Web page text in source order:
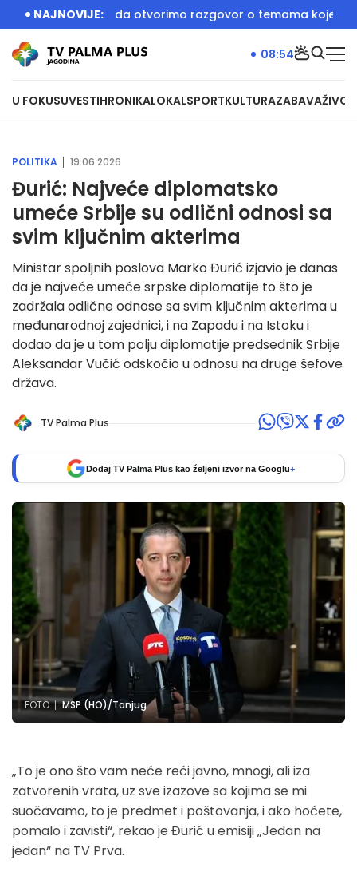
NAJNOVIJE:
je bila prilika da otvorimo razgovor o temama koje će biti
U FOKUSUVESTIHRONIKALOKALSPORTKULTURAZABAVAŽIVOT
08:54
POLITIKA 19.06.2026
Đurić: Najveće diplomatsko
umeće Srbije su odlični odnosi sa
svim ključnim akterima
Ministar spoljnih poslova Marko Đurić izjavio je danas
da je najveće umeće srpske diplomatije to što je
zadržala odlične odnose sa svim ključnim akterima u
međunarodnoj zajednici, i na Zapadu i na Istoku i
dodao da je u tom polju diplomatije predsednik Srbije
Aleksandar Vučić odskočio u odnosu na druge šefove
država.
TV Palma Plus
Dodaj TV Palma Plus kao željeni izvor na Googlu+
FOTO MSP (HO)/Tanjug
„To je ono što vam neće reći javno, mnogi, ali iza
zatvorenih vrata, uz sve izazove sa kojima se mi
suočavamo, to je predmet i poštovanja, i ako hoćete,
pomalo i zavisti“, rekao je Đurić u emisiji „Jedan na
jedan“ na TV Prva.